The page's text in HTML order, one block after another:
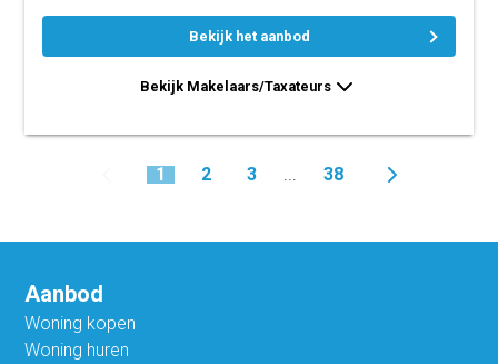
Bekijk het aanbod
Bekijk Makelaars/Taxateurs
1 2 3 ... 38
Aanbod
Woning kopen
Woning huren